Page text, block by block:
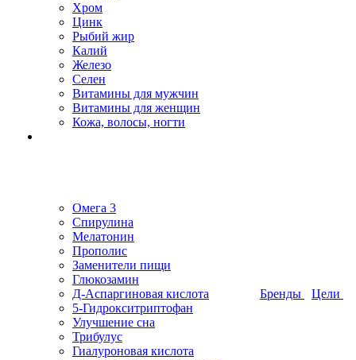
Хром
Цинк
Рыбий жир
Калий
Железо
Селен
Витамины для мужчин
Витамины для женщин
Кожа, волосы, ногти
Омега 3
Спирулина
Мелатонин
Прополис
Заменители пищи
Глюкозамин
Д-Аспаргиновая кислота
5-Гидрокситриптофан
Улучшение сна
Трибулус
Гиалуроновая кислота
Бренды Цели